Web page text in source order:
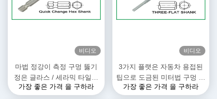
비디오
마법 정강이 측정 구멍 뚫기
정은 글라스 / 세라믹 타일을
위한 교차하는 카바이드 팁을
가장 좋은 가격 을 구하라
비디오
3가지 플랫은 자동차 용접된
팁으로 도금된 미터법 구멍 뚫
기 정 비트 아연을 섕크합니다
가장 좋은 가격 을 구하라